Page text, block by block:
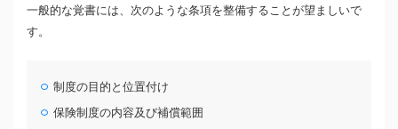
一般的な覚書には、次のような条項を整備することが望ましいで
す。
制度の目的と位置付け
保険制度の内容及び補償範囲